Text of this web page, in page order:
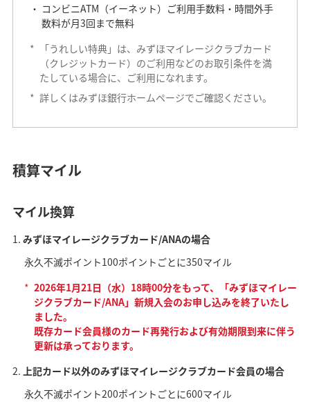
コンビニATM（イーネット）ご利用手数料・時間外手
数料が月3回まで無料
*
「うれしい特典」は、みずほマイレージクラブカード
（クレジットカード）のご利用などのお取引条件を満
たしている場合に、ご利用になれます。
* 詳しくはみずほ銀行ホームページでご確認ください。
積算マイル
マイル換算
みずほマイレージクラブカード/ANAの場合
永久不滅ポイント100ポイントごとに350マイル
* 2026年1月21日（水）18時00分をもって、「みずほマイレー
ジクラブカード/ANA」新規入会のお申し込みを終了いたし
ました。
既存カード会員様のカード再発行および有効期限到来に伴う
更新は承っております。
上記カード以外のみずほマイレージクラブカード会員の場合
永久不滅ポイント200ポイントごとに600マイル